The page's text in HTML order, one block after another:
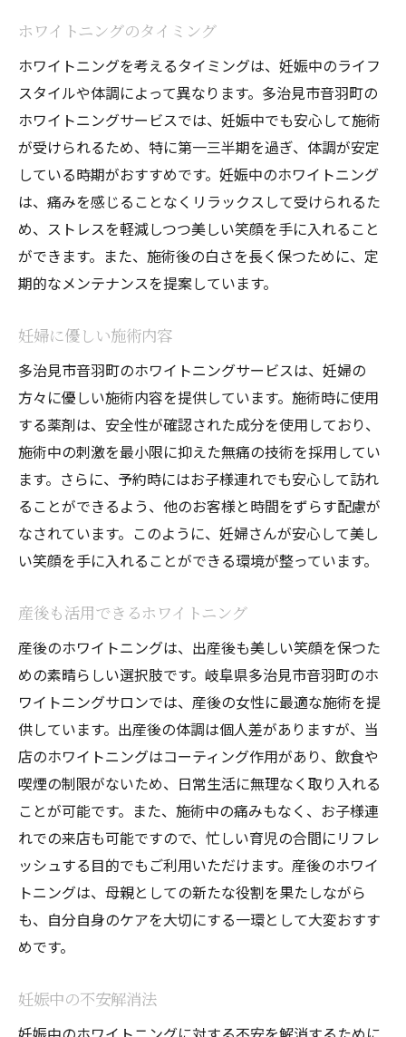
ホワイトニングのタイミング
ホワイトニングを考えるタイミングは、妊娠中のライフ
スタイルや体調によって異なります。多治見市音羽町の
ホワイトニングサービスでは、妊娠中でも安心して施術
が受けられるため、特に第一三半期を過ぎ、体調が安定
している時期がおすすめです。妊娠中のホワイトニング
は、痛みを感じることなくリラックスして受けられるた
め、ストレスを軽減しつつ美しい笑顔を手に入れること
ができます。また、施術後の白さを長く保つために、定
期的なメンテナンスを提案しています。
妊婦に優しい施術内容
多治見市音羽町のホワイトニングサービスは、妊婦の
方々に優しい施術内容を提供しています。施術時に使用
する薬剤は、安全性が確認された成分を使用しており、
施術中の刺激を最小限に抑えた無痛の技術を採用してい
ます。さらに、予約時にはお子様連れでも安心して訪れ
ることができるよう、他のお客様と時間をずらす配慮が
なされています。このように、妊婦さんが安心して美し
い笑顔を手に入れることができる環境が整っています。
産後も活用できるホワイトニング
産後のホワイトニングは、出産後も美しい笑顔を保つた
めの素晴らしい選択肢です。岐阜県多治見市音羽町のホ
ワイトニングサロンでは、産後の女性に最適な施術を提
供しています。出産後の体調は個人差がありますが、当
店のホワイトニングはコーティング作用があり、飲食や
喫煙の制限がないため、日常生活に無理なく取り入れる
ことが可能です。また、施術中の痛みもなく、お子様連
れでの来店も可能ですので、忙しい育児の合間にリフレ
ッシュする目的でもご利用いただけます。産後のホワイ
トニングは、母親としての新たな役割を果たしながら
も、自分自身のケアを大切にする一環として大変おすす
めです。
妊娠中の不安解消法